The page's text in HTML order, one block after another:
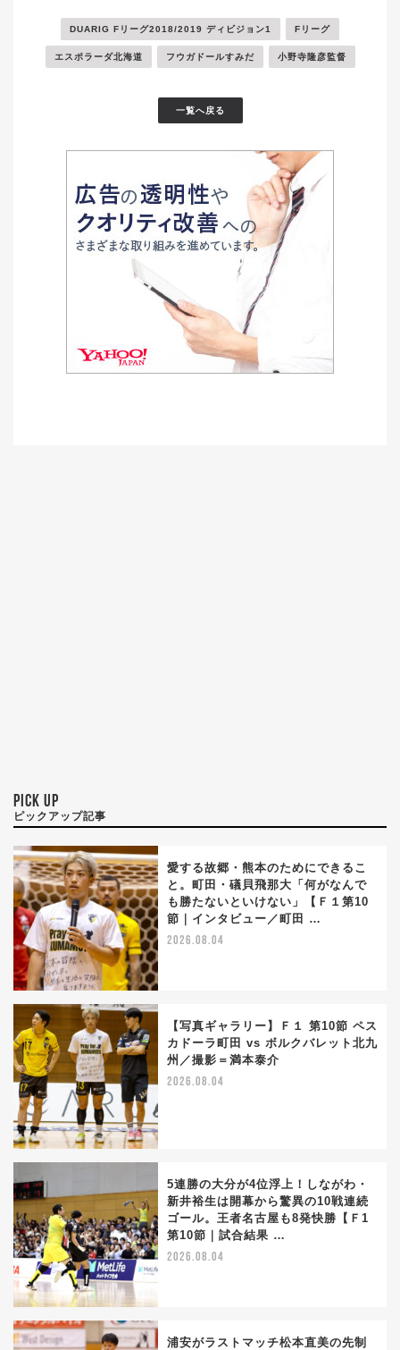
DUARIG Fリーグ2018/2019 ディビジョン1 Fリーグ
エスポラーダ北海道 フウガドールすみだ 小野寺隆彦監督
一覧へ戻る
PICK UP
ピックアップ記事
愛する故郷・熊本のためにできるこ
と。町田・礒貝飛那大「何がなんで
も勝たないといけない」【Ｆ１第10
節｜インタビュー／町田 …
2026.08.04
【写真ギャラリー】Ｆ１ 第10節 ペス
カドーラ町田 vs ボルクバレット北九
州／撮影＝満本泰介
2026.08.04
5連勝の大分が4位浮上！しながわ・
新井裕生は開幕から驚異の10戦連続
ゴール。王者名古屋も8発快勝【Ｆ1
第10節｜試合結果 …
2026.08.04
浦安がラストマッチ松本直美の先制